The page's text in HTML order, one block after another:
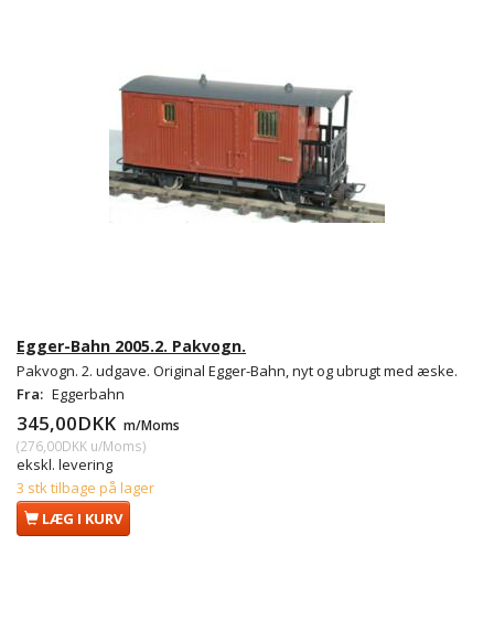
Egger-Bahn 2005.2. Pakvogn.
Pakvogn. 2. udgave. Original Egger-Bahn, nyt og ubrugt med æske.
Fra: Eggerbahn
345,00DKK m/Moms
(276,00DKK u/Moms)
ekskl. levering
3 stk tilbage på lager
LÆG I KURV